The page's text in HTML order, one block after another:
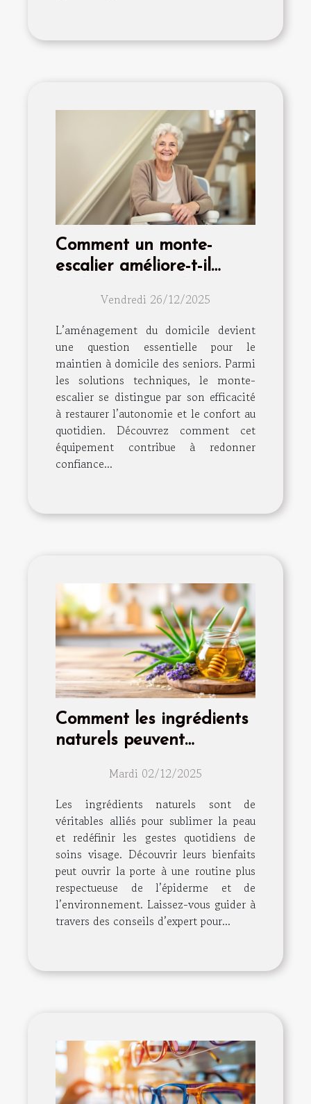
Comment un monte-
escalier améliore-t-il
seniors ?Vendredi 26/12/2025
L’aménagement du domicile devient
une question essentielle pour le
maintien à domicile des seniors. Parmi
les solutions techniques, le monte-
escalier se distingue par son efficacité
à restaurer l’autonomie et le confort au
quotidien. Découvrez comment cet
équipement contribue à redonner
confiance...
Comment les ingrédients
naturels peuvent
de soins visage
Mardi 02/12/2025
Les ingrédients naturels sont de
véritables alliés pour sublimer la peau
et redéfinir les gestes quotidiens de
soins visage. Découvrir leurs bienfaits
peut ouvrir la porte à une routine plus
respectueuse de l’épiderme et de
l’environnement. Laissez-vous guider à
travers des conseils d’expert pour...